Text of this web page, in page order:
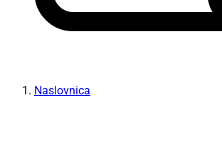
Naslovnica